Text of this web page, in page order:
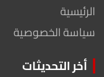
الرئيسية
سياسة الخصوصية
أخر التحديثات